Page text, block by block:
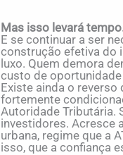
Mas isso levará
E se continuar a ser
construção efetiva do
luxo. Quem demora
custo de
Existe ainda o reverso
fortemente
Autoridade Tributária.
investidores. Acresce
urbana, regime que a
isso, que a confiança